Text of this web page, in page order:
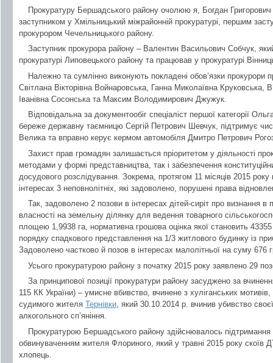
Прокуратуру Бершадського району очолюю я, Богдан
заступником у Хмільницький міжрайонній прокуратурі, першим
прокурором Чечельницького району.
Заступник прокурора району – Валентин Васильович Собчук,
прокуратурі Липовецького району та працював у прокуратурі
Належно та сумлінно виконують покладені обов’язки прокурори
Світлана Вікторівна Войнаровська, Ганна Миколаївна
Іванівна Сосонська та Максим Володимирович Джужук.
Відповідальна за документообіг спеціаліст першої категорії
береже державну таємницю Сергій Петрович Шевчук, підтримує
Велика та вправно керує кермом автомобіля Дмитро Петрович
Захист прав громадян залишається пріоритетом у діяльності
методами у формі представництва, так і забезпечення
досудового розслідування. Зокрема, протягом 11 місяців 2015
інтересах 3 неповнолітніх, які задоволено, порушені права
Так, задоволено 2 позови в інтересах дітей-сиріт про визнання
власності на земельну ділянку для ведення товарного
площею 1,9938 га, нормативна грошова оцінка якої становить
порядку спадкового представлення на 1/3 житлового будинку із
Задоволено частково й позов в інтересах малолітньої на суму 676
Усього прокуратурою району з початку 2015 року заявлено 29
За принципової позиції прокуратури району засуджено за
115 КК України) – умисне вбивство, вчинене з хуліганських
судимого жителя Тернівки, який 30.10.2014 р. вчинив убивство
алкогольного сп’яніння.
Прокуратурою Бершадського району здійснювалось
обвинуваченням жителя Флориного, який у травні 2015 року скоїв
хлопець.